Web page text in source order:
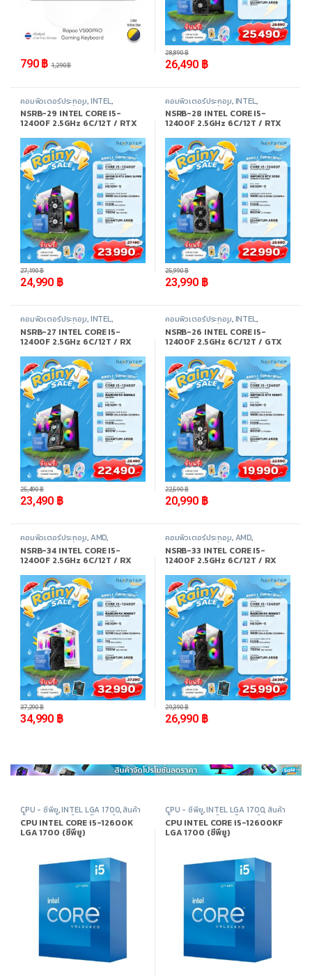
-39%
790 ฿ 1,290฿
- 8%
26,490 ฿
28,890฿
คอมพิวเตอร์ประกอบ,INTEL,
Promotion ,สินค้าทั้งหมด
NSRB-29 INTEL CORE I5-
12400F 2.5GHz 6C/12T / RTX
3200MHz / M.2 512GB
-8%
24,990 ฿
27,190฿
คอมพิวเตอร์ประกอบ,INTEL,
Promotion ,สินค้าทั้งหมด
NSRB-28 INTEL CORE I5-
12400F 2.5GHz 6C/12T / RTX
M.2 512GB
-8%
23,990 ฿
25,990฿
คอมพิวเตอร์ประกอบ,INTEL,
สินค้าทั้งหมด
NSRB-27 INTEL CORE I5-
12400F 2.5GHz 6C/12T / RX
3200MHz / M.2 512GB
-8%
23,490 ฿
25,490฿
คอมพิวเตอร์ประกอบ,INTEL,
สินค้าทั้งหมด
NSRB-26 INTEL CORE I5-
12400F 2.5GHz 6C/12T / GTX
/ M.2 512GB
-7%
20,990 ฿
22,590฿
คอมพิวเตอร์ประกอบ,AMD,
สินค้าทั้งหมด
NSRB-34 INTEL CORE I5-
12400F 2.5GHz 6C/12T / RX
3200MHz / M.2 1TB
- 6%
34,990 ฿
37,290฿
คอมพิวเตอร์ประกอบ,AMD,
สินค้าทั้งหมด
NSRB-33 INTEL CORE I5-
12400F 2.5GHz 6C/12T / RX
3200MHz / M.2 512GB
- 8%
26,990 ฿
29,390฿
CPU - ซีพียู,INTEL LGA 1700,สินค้า
ทั้งหมด,อุปกรณ์คอมพิวเตอร์
CPU INTEL CORE i5-12600K
LGA 1700 (ซีพียู)
CPU - ซีพียู,INTEL LGA 1700, สินค้า
ทั้งหมด,อุปกรณ์คอมพิวเตอร์
CPU INTEL CORE i5-12600KF
LGA 1700 (ซีพียู)